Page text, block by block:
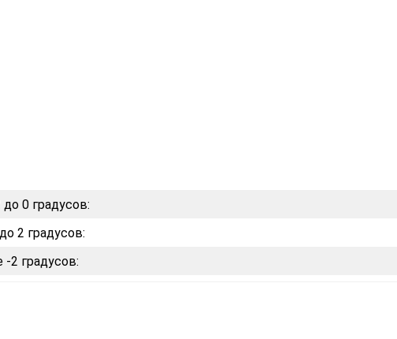
0 градусов:
2 градусов:
2 градусов: